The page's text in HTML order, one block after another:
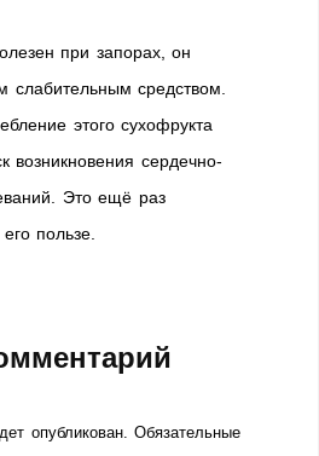
при запорах, он
слабительным средством.
этого сухофрукта
возникновения сердечно-
Это ещё раз
пользе.
опубликован. Обязательные